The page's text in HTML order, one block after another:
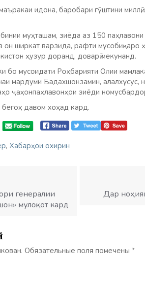
идона, баробари гӯштини
муҳташам, зиёда аз 150
ширкат варзида, рафти мусобиқаро
ҳузур доранд, доварӣ мекунанд.
бо мусоидати Роҳбарияти Олии
мардуми Бадахшонзамин, алалхусус,
ҷаҳонпаҳлавонҳои зиёди
давом хоҳад кард.
, Хабарҳои охирин
генералии
мулоқот кард
Дар
Обязательные поля помечены *